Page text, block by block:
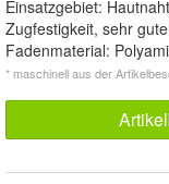
Einsatzgebiet:
Zugfestigkeit, sehr
Fadenmaterial:
* maschinell aus der